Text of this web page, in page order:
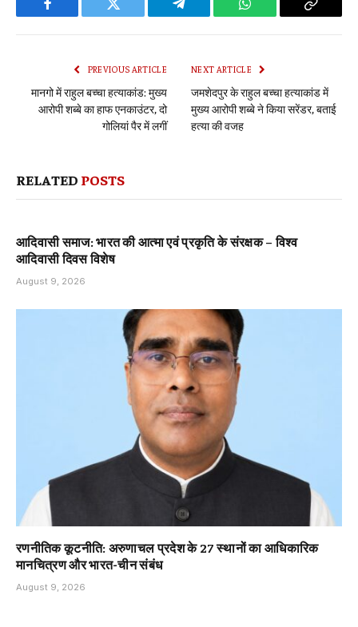
Facebook Twitter Telegram WhatsApp Copy
PREVIOUS ARTICLE
मानगो में राहुल बच्चा हत्याकांड: मुख्य
आरोपी शब्बे का हाफ एनकाउंटर, दो
गोलियां पैर में लगीं
NEXT ARTICLE
जमशेदपुर के राहुल बच्चा हत्याकांड में
मुख्य आरोपी शब्बे ने किया सरेंडर, बताई
हत्या की वजह
RELATED POSTS
आदिवासी समाज: भारत की आत्मा एवं प्रकृति के संरक्षक – विश्व
आदिवासी दिवस विशेष
August 9, 2026
रणनीतिक कूटनीति: अरुणाचल प्रदेश के 27 स्थानों का आधिकारिक
मानचित्रण और भारत-चीन संबंध
August 9, 2026